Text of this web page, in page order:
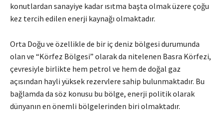
konutlardan sanayiye kadar ısıtma başta olmak üzere çoğu
kez tercih edilen enerji kaynağı olmaktadır.
Orta Doğu ve özellikle de bir iç deniz bölgesi durumunda
olan ve “Körfez Bölgesi” olarak da nitelenen Basra Körfezi,
çevresiyle birlikte hem petrol ve hem de doğal gaz
açısından hayli yüksek rezervlere sahip bulunmaktadır. Bu
bağlamda da söz konusu bu bölge, enerji politik olarak
dünyanın en önemli bölgelerinden biri olmaktadır.